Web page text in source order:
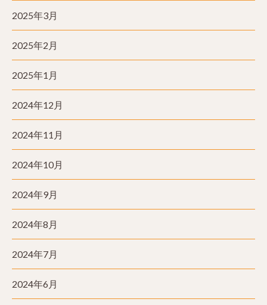
2025年3月
2025年2月
2025年1月
2024年12月
2024年11月
2024年10月
2024年9月
2024年8月
2024年7月
2024年6月